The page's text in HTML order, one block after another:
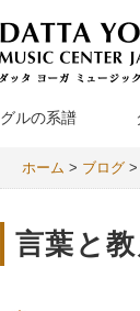
グルの系譜
ホーム > ブログ>
言葉と教